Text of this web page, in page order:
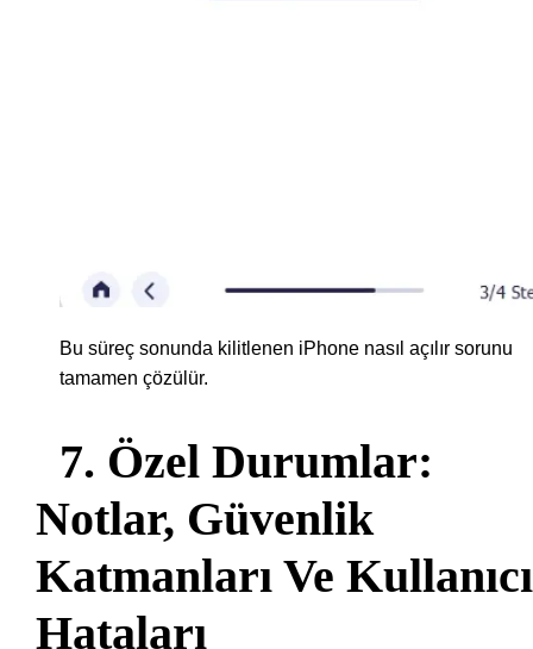
Bu süreç sonunda kilitlenen iPhone nasıl açılır sorunu
tamamen çözülür.
7. Özel Durumlar:
Notlar, Güvenlik
Katmanları Ve Kullanıcı
Hataları